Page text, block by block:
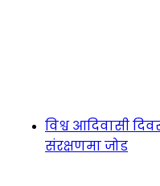
विश्व आदिवासी
संरक्षणमा जोड